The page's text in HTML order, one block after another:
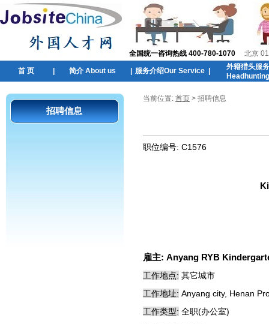
全国统一咨询热线 400-780-1070 北京
首 页 简介 About us 服务介绍Our Service
外籍猎头服
招聘信息
当前位置: 首页 > 招聘信息
职位编号: C1576
雇主: Anyang RYB
工作地点: 其它城市
工作地址: Anyang city, Henan
工作类型: 全职(办公室)